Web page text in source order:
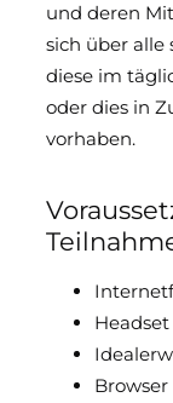
und deren
sich über
diese im
oder dies in
vorhaben.